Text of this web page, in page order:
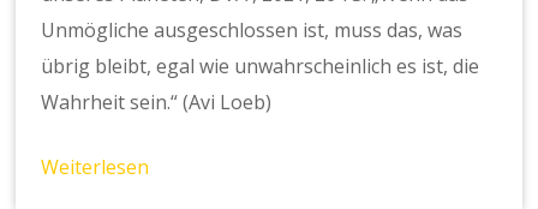
Unmögliche ausgeschlossen ist, muss das, was
übrig bleibt, egal wie unwahrscheinlich es ist, die
Wahrheit sein.“ (Avi Loeb)
Weiterlesen